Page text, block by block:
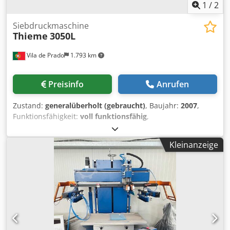
1 /2
Vila de Prado 1.793 km
Siebdruckmaschine
Thieme 3050L
Preisinfo Anrufen
Zustand: generalüberholt (gebraucht), Baujahr: 2007,
Funktionsfähigkeit: voll funktionsfähig,
, Art des Eingangsstroms:
Drehstrom, Jahr der letzten Überholung:2025, Thieme
Siebdruckmaschine Modell 3050L, komplett
generalüberholt. Format: 140x180 Dcodpjxk T D Isfx Ahksk
Baujahr: 2007 Zustand: Endphase der Restaurierung
Sartech ist ein Unternehmen, das sich auf Lösungen für
Siebdruck, Automatisierung und Robotik sowie auf die
Herstellung von UV-Tunneln (elektronisch) oder
Heißlufttunneln spezialisiert hat.
Kleinanzeige